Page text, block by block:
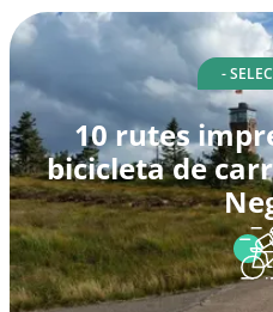
-
10 rutes
bicicleta de